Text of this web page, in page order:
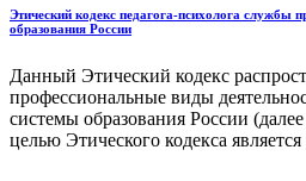
Этический кодекс педагога-психолога службы
образования России
Данный Этический кодекс
профессиональные виды
системы образования России
целью Этического кодекса является